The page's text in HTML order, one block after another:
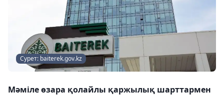
Сурет: baiterek.gov.kz
Мәміле өзара қолайлы қаржылық шарттармен